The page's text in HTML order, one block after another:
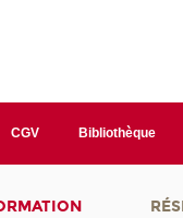
CGV Bibliothèque